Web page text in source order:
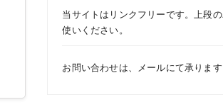
当サイトはリンクフリーです。上段
使いください。
お問い合わせは、 メールにて承ります